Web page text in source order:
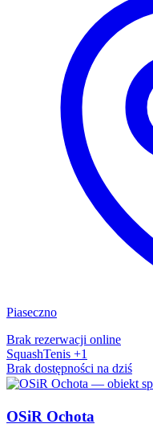
Piaseczno
Brak rezerwacji online
SquashTenis +1
Brak dostępności na dziś
OSiR Ochota